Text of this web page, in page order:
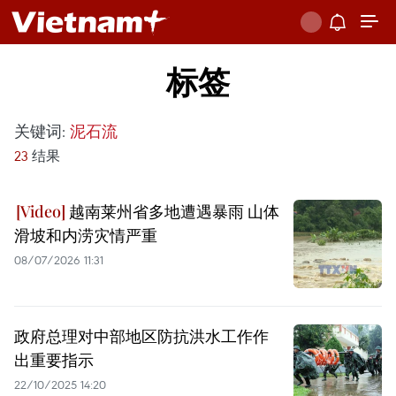
标签
关键词: 泥石流
23 结果
越南莱州省多地遭遇暴雨 山体
滑坡和内涝灾情严重
08/07/2026 11:31
政府总理对中部地区防抗洪水工作作
出重要指示
22/10/2025 14:20